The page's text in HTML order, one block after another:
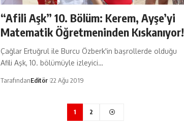
“Afili Aşk” 10. Bölüm: Kerem, Ayşe’yi
Matematik Öğretmeninden Kıskanıyor!
Çağlar Ertuğrul ile Burcu Özberk'in başrollerde olduğu
Afili Aşk, 10. bölümüyle izleyici…
TarafındanEditör 22 Ağu 2019
1 2